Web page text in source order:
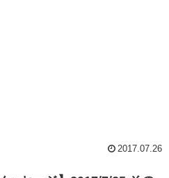
2017.07.26